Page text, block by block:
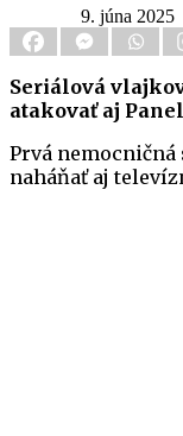
9. júna 2025
Seriálová
atakovať aj
Prvá nemocničná
naháňať aj